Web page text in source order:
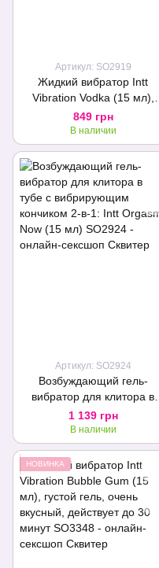
Артикул: SO2919
Жидкий вибратор Intt
Vibration Vodka (15 мл),
густой гель, очень вкусный,
действует до 30 минут
849 грн
В наличии
Артикул: SO2924
Возбуждающий гель-
вибратор для клитора в
тубе с вибрирующим
кончиком 2-в-1: Intt Orgasm
Now (15 мл)
1 139 грн
В наличии
НОВИНКА